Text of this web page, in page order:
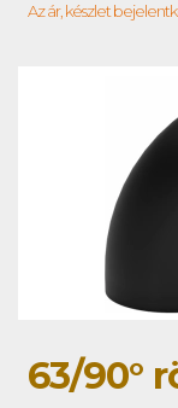
Az ár, készlet
63/90°